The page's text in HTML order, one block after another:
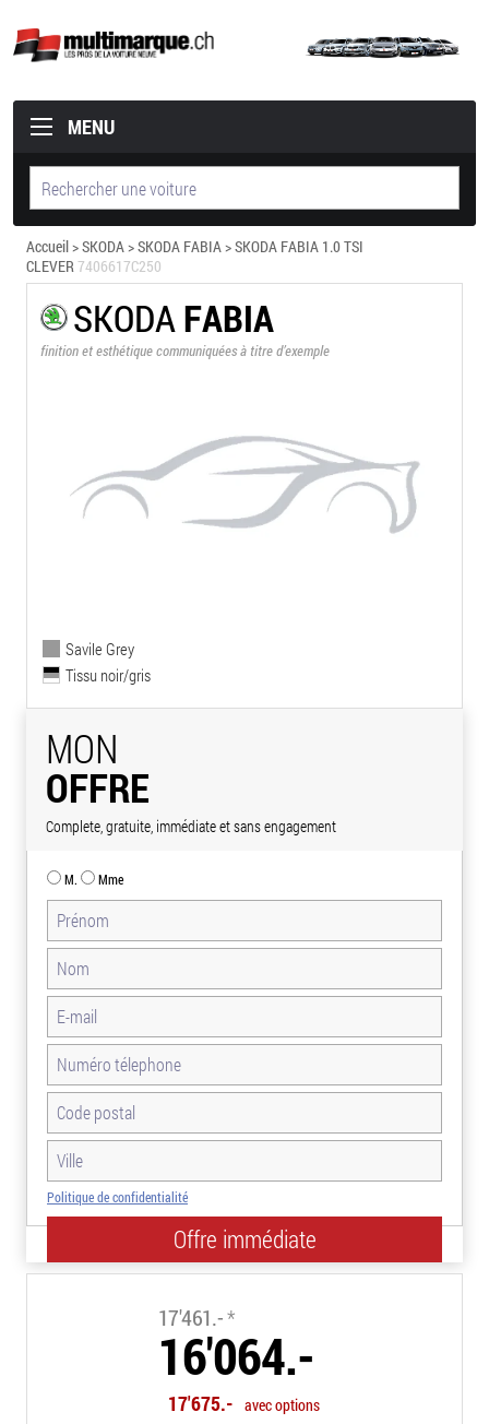
MENU
Accueil>SKODA>SKODA FABIA> SKODA FABIA 1.0 TSI
CLEVER7406617C250
SKODAFABIA
finition et esthétique communiquées à titre d’exemple
Savile Grey
Tissu noir/gris
MON
OFFRE
Complete, gratuite, immédiate et sans engagement
M. Mme
Politique de confidentialité
17'461.-*
16'064.-
17'675.- avec options